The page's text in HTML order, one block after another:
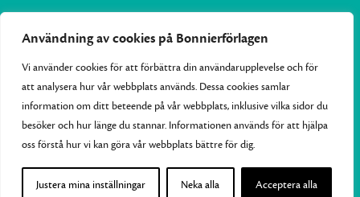
Användning av cookies på Bonnierförlagen
Vi använder cookies för att förbättra din användarupplevelse och för
att analysera hur vår webbplats används. Dessa cookies samlar
information om ditt beteende på vår webbplats, inklusive vilka sidor du
besöker och hur länge du stannar. Informationen används för att hjälpa
oss förstå hur vi kan göra vår webbplats bättre för dig.
Justera mina inställningar Neka alla Acceptera alla
Om Bonnierförlagen
Cookies
Integritetspolicy